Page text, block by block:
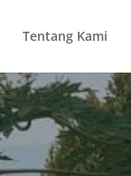
Tentang Kami